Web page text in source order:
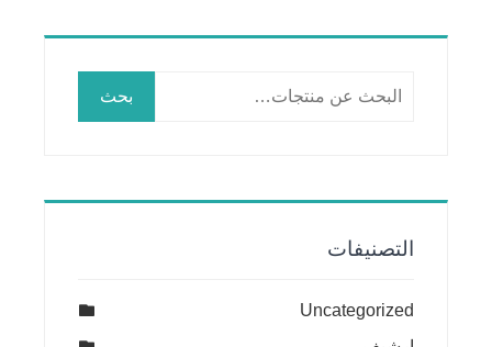
بحث
التصنيفات
Uncategorized